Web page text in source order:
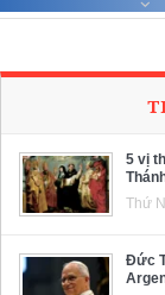
5 vị
Thứ
Đức